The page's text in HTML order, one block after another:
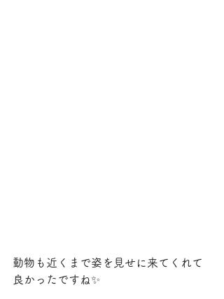
動物も近くまで姿を見せに来てくれて
良かったですね✨